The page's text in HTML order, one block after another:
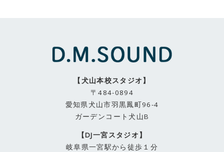
【犬山本校スタジオ】
〒484-0894
愛知県犬山市羽黒鳳町96-4
ガーデンコート犬山B
【DJ一宮スタジオ】
岐阜県一宮駅から徒歩１分